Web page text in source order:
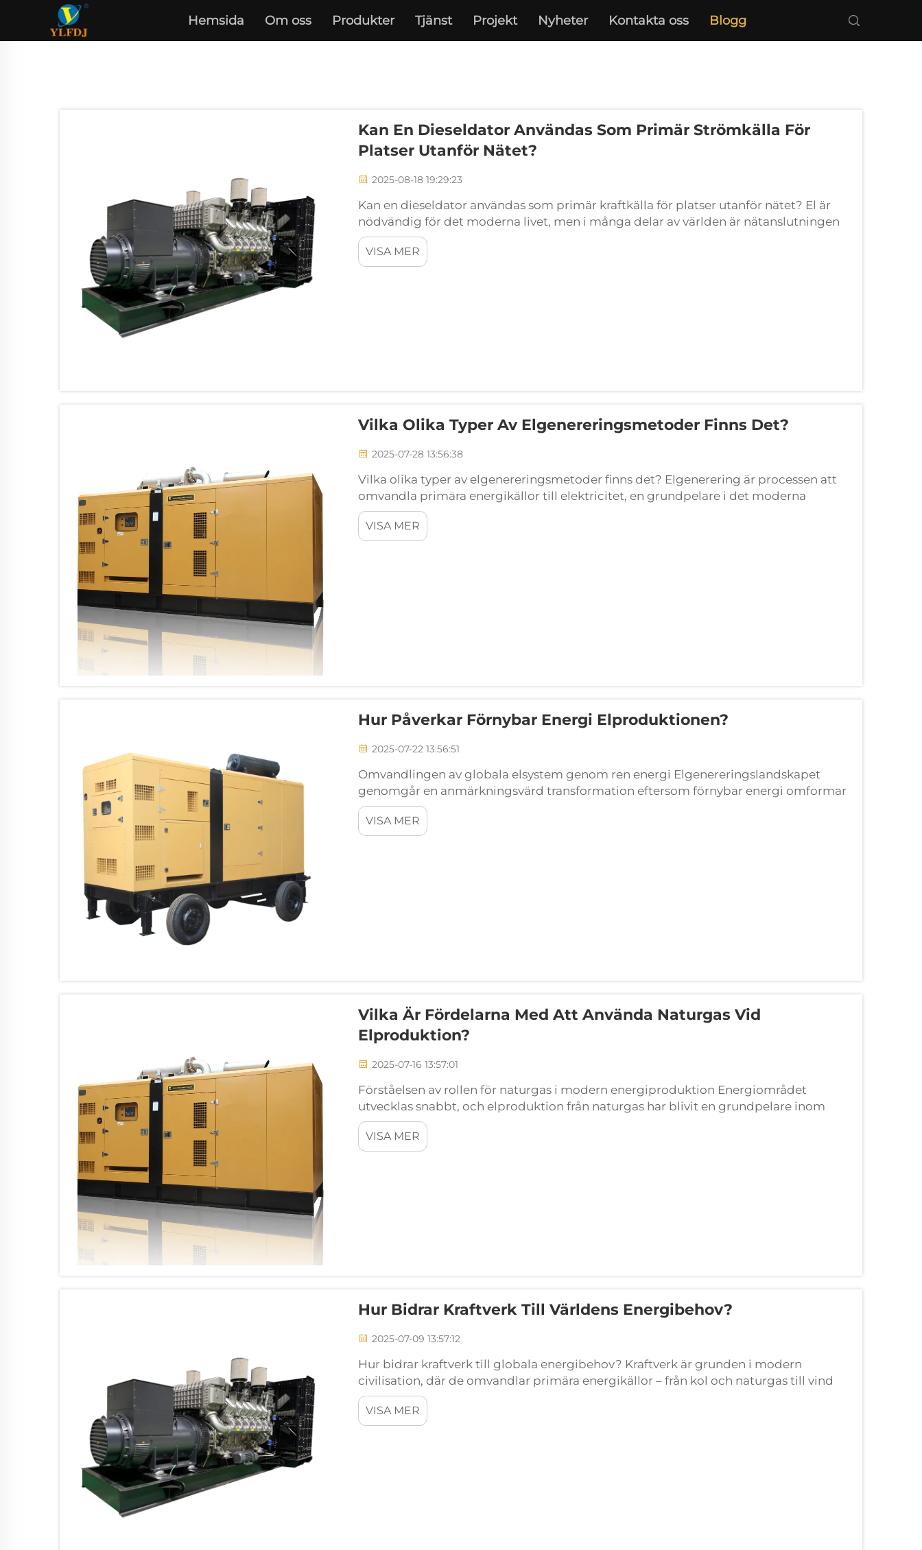
Hemsida Om oss Produkter Tjänst Projekt Nyheter Kontakta oss Blogg
Kan En Dieseldator Användas Som Primär Strömkälla För
Platser Utanför Nätet?
2025-08-18 19:29:23
Kan en dieseldator användas som primär kraftkälla för platser utanför nätet? El är
nödvändig för det moderna livet, men i många delar av världen är nätanslutningen
fortfarande opålitlig eller obefintlig. I sådana fall, alternativ energi så...
VISA MER
Vilka Olika Typer Av Elgenereringsmetoder Finns Det?
2025-07-28 13:56:38
Vilka olika typer av elgenereringsmetoder finns det? Elgenerering är processen att
omvandla primära energikällor till elektricitet, en grundpelare i det moderna
samhället. Från fossila bränslen till förnybara resurser har olika metoder utvecklats ...
VISA MER
Hur Påverkar Förnybar Energi Elproduktionen?
2025-07-22 13:56:51
Omvandlingen av globala elsystem genom ren energi Elgenereringslandskapet
genomgår en anmärkningsvärd transformation eftersom förnybar energi omformar
sättet vi producerar och konsumerar el på. Denna förändring representerar en av de
mest betydelsefulla...
VISA MER
Vilka Är Fördelarna Med Att Använda Naturgas Vid
Elproduktion?
2025-07-16 13:57:01
Förståelsen av rollen för naturgas i modern energiproduktion Energiområdet
utvecklas snabbt, och elproduktion från naturgas har blivit en grundpelare inom
modern elproduktion. När länder världen över söker renare, mer effektiva...
VISA MER
Hur Bidrar Kraftverk Till Världens Energibehov?
2025-07-09 13:57:12
Hur bidrar kraftverk till globala energibehov?​ Kraftverk är grunden i modern
civilisation, där de omvandlar primära energikällor – från kol och naturgas till vind
och sol – till el som driver...
VISA MER